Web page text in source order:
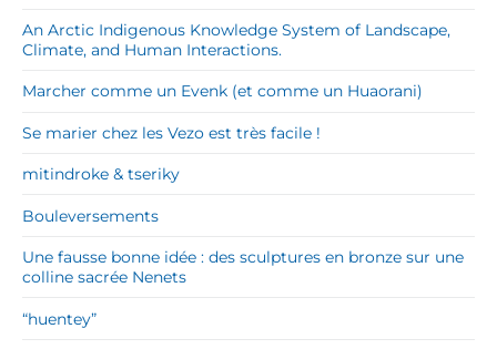
An Arctic Indigenous Knowledge System of Landscape,
Climate, and Human Interactions.
Marcher comme un Evenk (et comme un Huaorani)
Se marier chez les Vezo est très facile !
mitindroke & tseriky
Bouleversements
Une fausse bonne idée : des sculptures en bronze sur une
colline sacrée Nenets
“huentey”